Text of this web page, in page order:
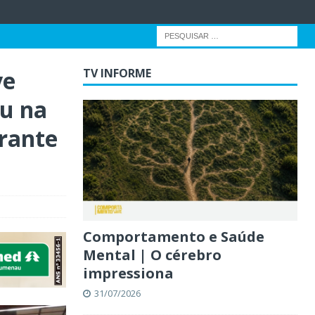
na
TV INFORME
Comportamento e Saúde
Mental | O cérebro
impressiona
31/07/2026